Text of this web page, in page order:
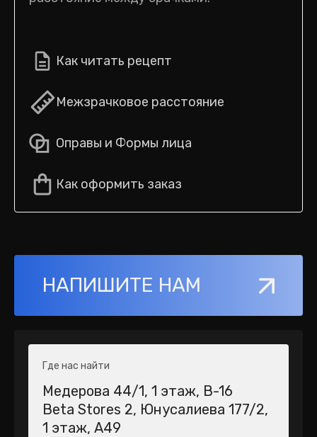
Как читать рецепт
Межзрачковое расстояние
Оправы и Формы лица
Как оформить заказ
НАПИШИТЕ НАМ
Где нас найти
Медерова 44/1​, 1 этаж, В-16
Beta Stores 2​, Юнусалиева 177/2,
1 этаж, А49